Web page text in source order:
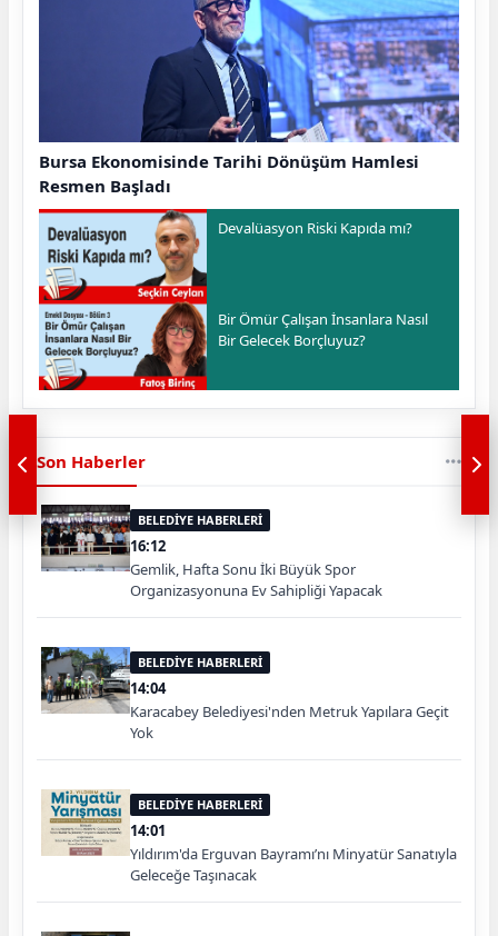
Bursa Ekonomisinde Tarihi Dönüşüm Hamlesi
Resmen Başladı
Devalüasyon Riski Kapıda mı?
Bir Ömür Çalışan İnsanlara Nasıl
Bir Gelecek Borçluyuz?
Son Haberler
BELEDİYE HABERLERİ
16:12
Gemlik, Hafta Sonu İki Büyük Spor
Organizasyonuna Ev Sahipliği Yapacak
BELEDİYE HABERLERİ
14:04
Karacabey Belediyesi'nden Metruk Yapılara Geçit
Yok
BELEDİYE HABERLERİ
14:01
Yıldırım'da Erguvan Bayramı’nı Minyatür Sanatıyla
Geleceğe Taşınacak